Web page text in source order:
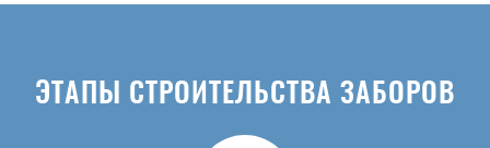
ЭТАПЫ СТРОИТЕЛЬСТВА ЗАБОРОВ